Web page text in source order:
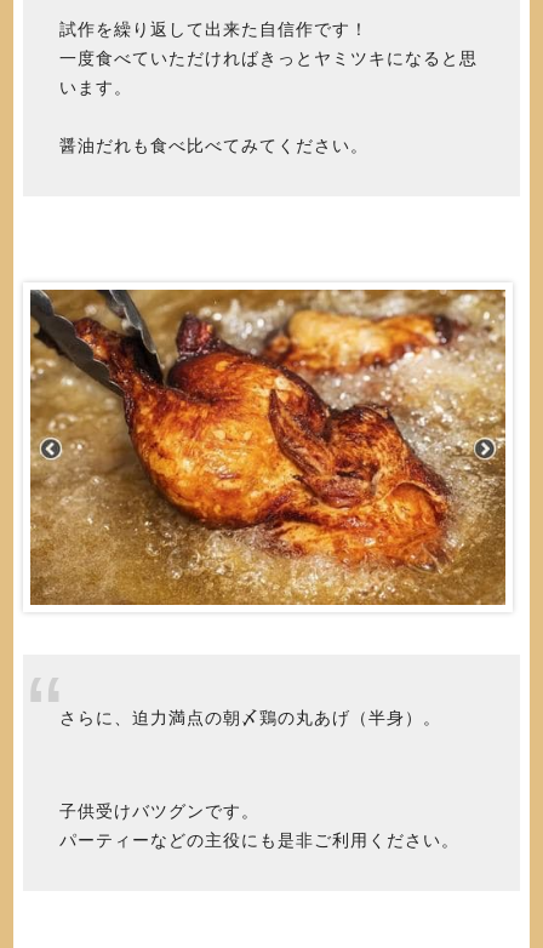
試作を繰り返して出来た自信作です！
一度食べていただければきっとヤミツキになると思
います。
醤油だれも食べ比べてみてください。
さらに、迫力満点の朝〆鶏の丸あげ（半身）。
子供受けバツグンです。
パーティーなどの主役にも是非ご利用ください。